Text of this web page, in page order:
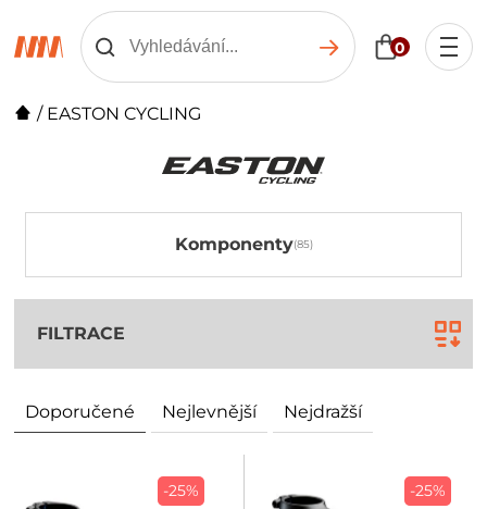
0
/ EASTON CYCLING
Komponenty
FILTRACE
Doporučené Nejlevnější Nejdražší
-25%
-25%